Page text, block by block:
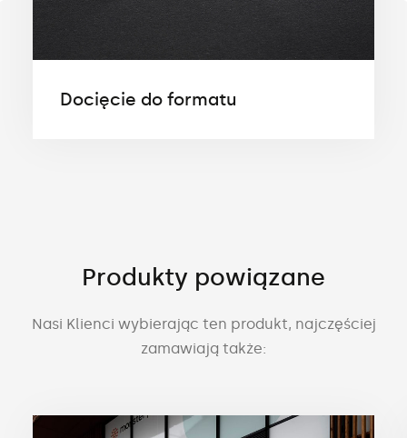
Docięcie do formatu
Produkty powiązane
Nasi Klienci wybierając ten produkt, najczęściej
zamawiają także: